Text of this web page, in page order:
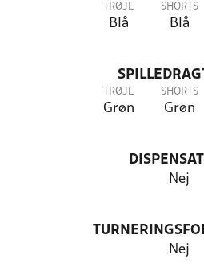
TRØJE
Blå
SHORTS
Blå
TRØJE
Grøn
SHORTS
Grøn
Nej
Nej